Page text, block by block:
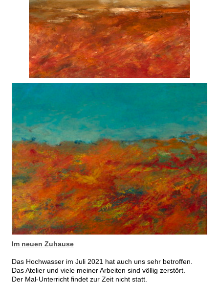
Im neuen Zuhause
Das Hochwasser im Juli 2021 hat auch uns sehr betroffen.
Das Atelier und viele meiner Arbeiten sind völlig zerstört.
Der Mal-Unterricht findet zur Zeit nicht statt.